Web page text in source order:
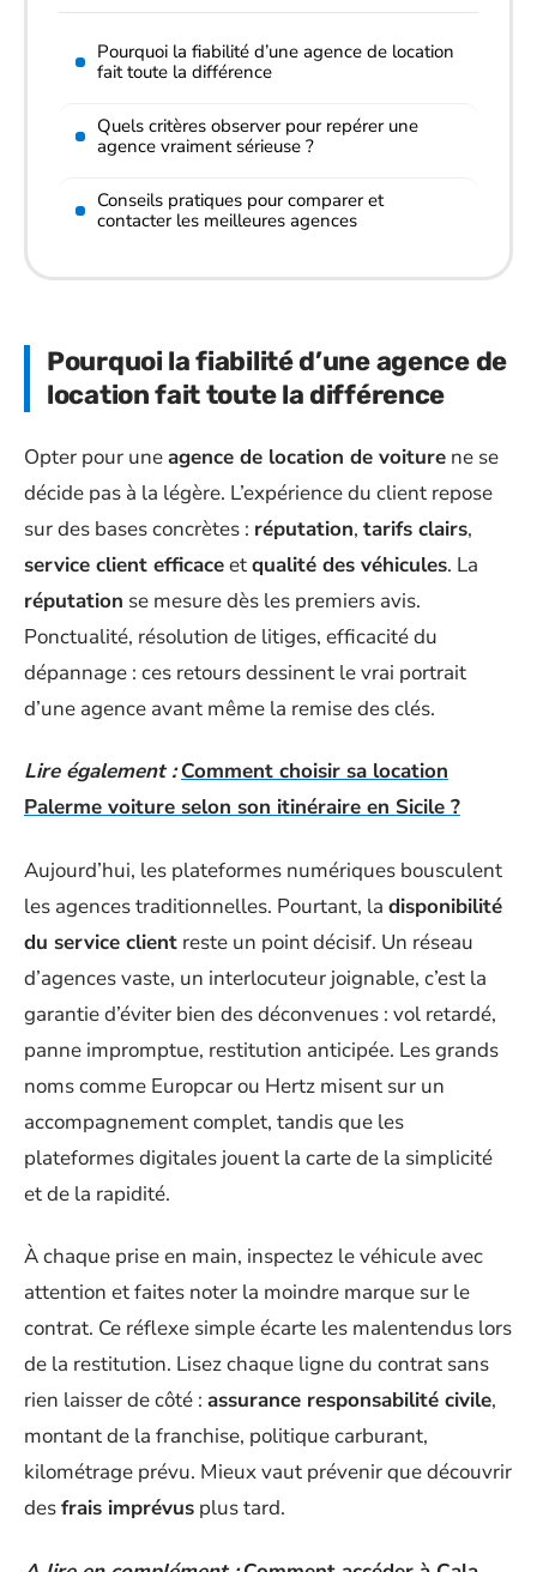
Pourquoi la fiabilité d’une agence de location
fait toute la différence
Quels critères observer pour repérer une
agence vraiment sérieuse ?
Conseils pratiques pour comparer et
contacter les meilleures agences
Pourquoi la fiabilité d’une agence de
location fait toute la différence
Opter pour uneagence de location de voiture ne se
décide pas à la légère. L’expérience du client repose
sur des bases concrètes : réputation, tarifs clairs,
service client efficaceetqualité des véhicules. La
réputation se mesure dès les premiers avis.
Ponctualité, résolution de litiges, efficacité du
dépannage : ces retours dessinent le vrai portrait
d’une agence avant même la remise des clés.
Lire également : Comment choisir sa location
Palerme voiture selon son itinéraire en Sicile ?
Aujourd’hui, les plateformes numériques bousculent
les agences traditionnelles. Pourtant, la disponibilité
du service client reste un point décisif. Un réseau
d’agences vaste, un interlocuteur joignable, c’est la
garantie d’éviter bien des déconvenues : vol retardé,
panne impromptue, restitution anticipée. Les grands
noms comme Europcar ou Hertz misent sur un
accompagnement complet, tandis que les
plateformes digitales jouent la carte de la simplicité
et de la rapidité.
À chaque prise en main, inspectez le véhicule avec
attention et faites noter la moindre marque sur le
contrat. Ce réflexe simple écarte les malentendus lors
de la restitution. Lisez chaque ligne du contrat sans
rien laisser de côté : assurance responsabilité civile,
montant de la franchise, politique carburant,
kilométrage prévu. Mieux vaut prévenir que découvrir
desfrais imprévus plus tard.